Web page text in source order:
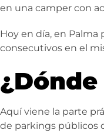
en una camper con
Hoy en día, en
consecutivos en el
Aquí viene la parte
de parkings públicos